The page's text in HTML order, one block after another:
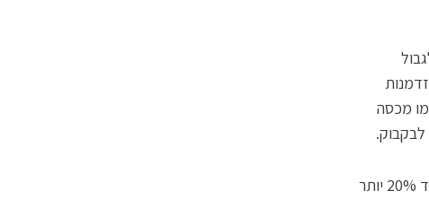
מכסה
אבל לבקבוק יש גם יתרון גדול: הזכוכית החזקה. היא מאפשרת לדחוס בו עד 20% יותר